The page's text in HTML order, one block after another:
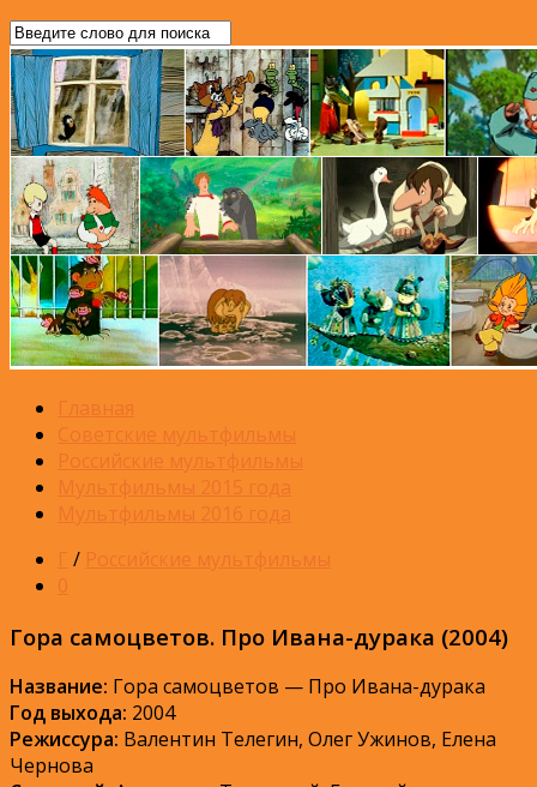
Главная
Советские мультфильмы
Российские мультфильмы
Мультфильмы 2015 года
Мультфильмы 2016 года
Г / Российские мультфильмы
0
Гора самоцветов. Про Ивана-дурака (2004)
Название: Гора самоцветов — Про Ивана-дурака
Год выхода: 2004
Режиссура: Валентин Телегин, Олег Ужинов, Елена
Чернова